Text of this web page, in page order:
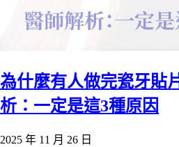
為什麼有人做完瓷牙貼
析：一定是這3種原因
2025 年 11 月 26 日